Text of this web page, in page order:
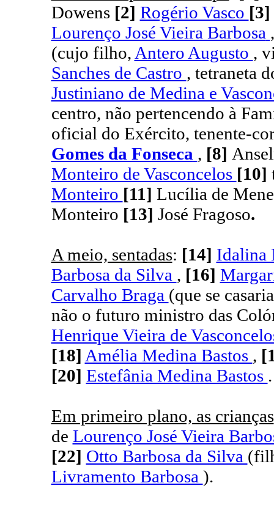
Dowens [2] Rogério Vasco [3]
Lourenço José Vieira Barbosa
(cujo filho, Antero Augusto ,
Sanches de Castro , tetraneta
Justiniano de Medina e
centro, não pertencendo à
oficial do Exército, tenente-
Gomes da Fonseca , [8]
Monteiro de Vasconcelos [10]
Monteiro [11] Lucília de
Monteiro [13] José Fragoso.
A meio, sentadas: [14] Idalina
Barbosa da Silva , [16]
Carvalho Braga (que se
não o futuro ministro das
Henrique Vieira de
[18] Amélia Medina Bastos ,
[20] Estefânia Medina Bastos .
Em primeiro plano, as crianças
de Lourenço José Vieira
[22] Otto Barbosa da Silva
Livramento Barbosa ).